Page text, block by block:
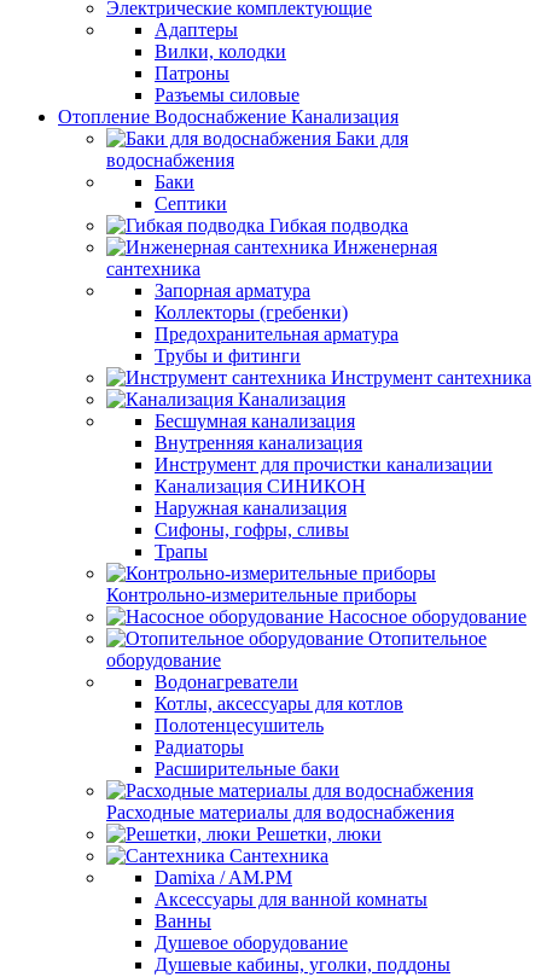
Электрические комплектующие
Адаптеры
Вилки, колодки
Патроны
Разъемы силовые
Отопление Водоснабжение Канализация
Баки для
водоснабжения
Баки
Септики
Гибкая подводка
Инженерная
сантехника
Запорная арматура
Коллекторы (гребенки)
Предохранительная арматура
Трубы и фитинги
Инструмент сантехника
Канализация
Бесшумная канализация
Внутренняя канализация
Инструмент для прочистки канализации
Канализация СИНИКОН
Наружная канализация
Сифоны, гофры, сливы
Трапы
Контрольно-измерительные приборы
Насосное оборудование
Отопительное
оборудование
Водонагреватели
Котлы, аксессуары для котлов
Полотенцесушитель
Радиаторы
Расширительные баки
Расходные материалы для водоснабжения
Решетки, люки
Сантехника
Damixa / AM.PM
Аксессуары для ванной комнаты
Ванны
Душевое оборудование
Душевые кабины, уголки, поддоны